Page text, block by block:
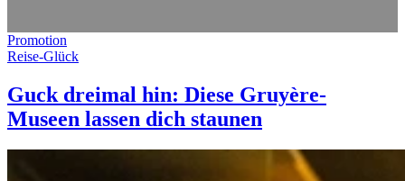
Promotion
Reise-Glück
Guck dreimal hin: Diese Gruyère-
Museen lassen dich staunen